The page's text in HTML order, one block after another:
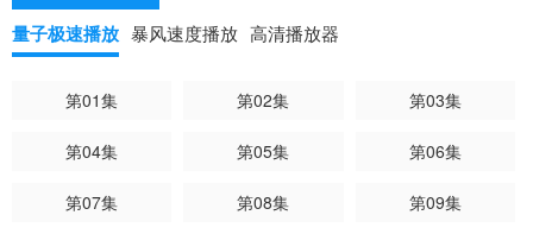
量子极速播放 暴风速度播放 高清播放器
第01集 第02集 第03集
第04集 第05集 第06集
第07集 第08集 第09集